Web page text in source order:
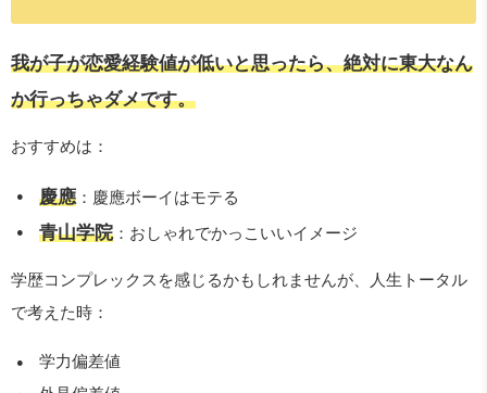
我が子が恋愛経験値が低いと思ったら、絶対に東大なん
か行っちゃダメです。
おすすめは：
慶應 ：慶應ボーイはモテる
青山学院：おしゃれでかっこいいイメージ
学歴コンプレックスを感じるかもしれませんが、人生トータル
で考えた時：
学力偏差値